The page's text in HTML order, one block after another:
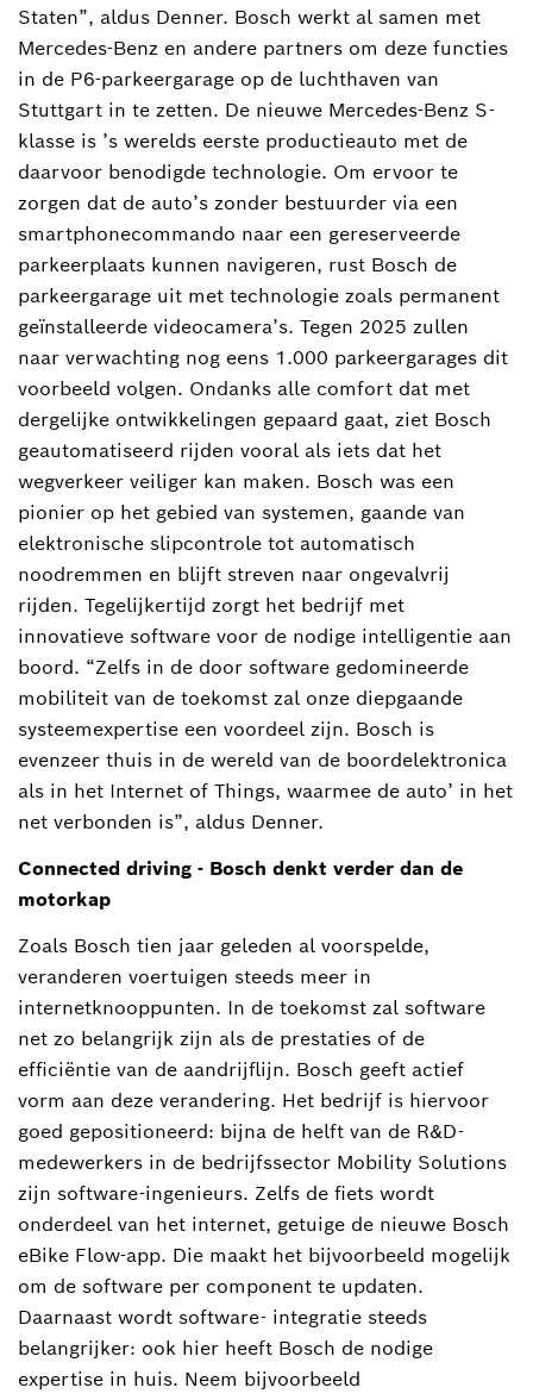
Staten”, aldus Denner. Bosch werkt al samen met
Mercedes-Benz en andere partners om deze functies
in de P6-parkeergarage op de luchthaven van
Stuttgart in te zetten. De nieuwe Mercedes-Benz S-
klasse is ’s werelds eerste productieauto met de
daarvoor benodigde technologie. Om ervoor te
zorgen dat de auto’s zonder bestuurder via een
smartphonecommando naar een gereserveerde
parkeerplaats kunnen navigeren, rust Bosch de
parkeergarage uit met technologie zoals permanent
geïnstalleerde videocamera’s. Tegen 2025 zullen
naar verwachting nog eens 1.000 parkeergarages dit
voorbeeld volgen. Ondanks alle comfort dat met
dergelijke ontwikkelingen gepaard gaat, ziet Bosch
geautomatiseerd rijden vooral als iets dat het
wegverkeer veiliger kan maken. Bosch was een
pionier op het gebied van systemen, gaande van
elektronische slipcontrole tot automatisch
noodremmen en blijft streven naar ongevalvrij
rijden. Tegelijkertijd zorgt het bedrijf met
innovatieve software voor de nodige intelligentie aan
boord. “Zelfs in de door software gedomineerde
mobiliteit van de toekomst zal onze diepgaande
systeemexpertise een voordeel zijn. Bosch is
evenzeer thuis in de wereld van de boordelektronica
als in het Internet of Things, waarmee de auto’ in het
net verbonden is”, aldus Denner.
Connected driving - Bosch denkt verder dan de
motorkap
Zoals Bosch tien jaar geleden al voorspelde,
veranderen voertuigen steeds meer in
internetknooppunten. In de toekomst zal software
net zo belangrijk zijn als de prestaties of de
efficiëntie van de aandrijflijn. Bosch geeft actief
vorm aan deze verandering. Het bedrijf is hiervoor
goed gepositioneerd: bijna de helft van de R&D-
medewerkers in de bedrijfssector Mobility Solutions
zijn software-ingenieurs. Zelfs de fiets wordt
onderdeel van het internet, getuige de nieuwe Bosch
eBike Flow-app. Die maakt het bijvoorbeeld mogelijk
om de software per component te updaten.
Daarnaast wordt software- integratie steeds
belangrijker: ook hier heeft Bosch de nodige
expertise in huis. Neem bijvoorbeeld